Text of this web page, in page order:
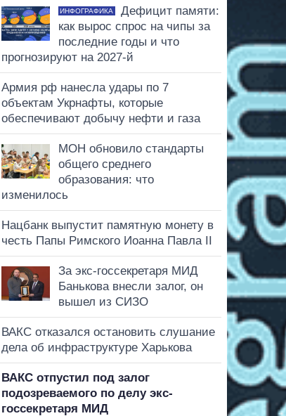
ИНФОГРАФИКА
Дефицит памяти:
как вырос спрос на чипы за
последние годы и что
прогнозируют на 2027-й
Армия рф нанесла удары по 7
объектам Укрнафты, которые
обеспечивают добычу нефти и газа
МОН обновило стандарты
общего среднего
образования: что
изменилось
Нацбанк выпустит памятную монету в
честь Папы Римского Иоанна Павла II
За экс-госсекретаря МИД
Банькова внесли залог, он
вышел из СИЗО
ВАКС отказался остановить слушание
дела об инфраструктуре Харькова
ВАКС отпустил под залог
подозреваемого по делу экс-
госсекретаря МИД